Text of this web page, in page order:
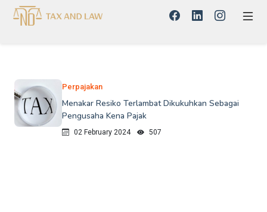
Perpajakan
Menakar Resiko Terlambat Dikukuhkan Sebagai
Pengusaha Kena Pajak
02 February 2024 507